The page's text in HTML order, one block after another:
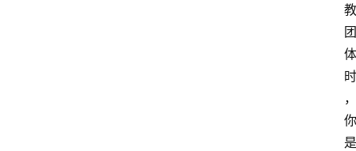
教
团
体
时
，
你
是